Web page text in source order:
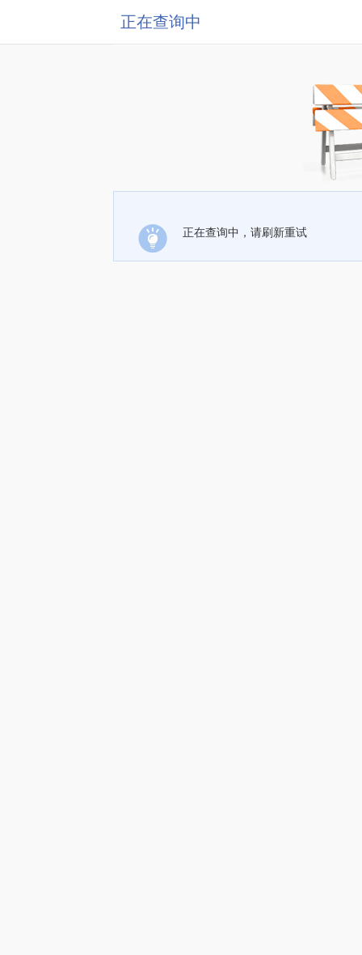
正在查询中
正在查询中，请刷新重试